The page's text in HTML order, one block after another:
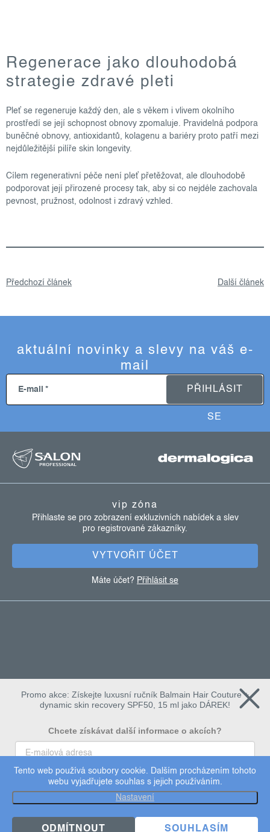
Tento web používá soubory cookie. Dalším procházením tohoto
webu vyjadřujete souhlas s jejich používáním.
Nastavení
ODMÍTNOUT SOUHLASÍM
Regenerace jako dlouhodobá
strategie zdravé pleti
Pleť se regeneruje každý den, ale s věkem i vlivem okolního
prostředí se její schopnost obnovy zpomaluje. Pravidelná podpora
buněčné obnovy, antioxidantů, kolagenu a bariéry proto patří mezi
nejdůležitější pilíře skin longevity.
Cílem regenerativní péče není pleť přetěžovat, ale dlouhodobě
podporovat její přirozené procesy tak, aby si co nejdéle zachovala
pevnost, pružnost, odolnost i zdravý vzhled.
Předchozí článek Další článek
aktuální novinky a slevy na váš e-
mail
E-mail PŘIHLÁSIT
SE
vip zóna
Přihlaste se pro zobrazení exkluzivních nabídek a slev
pro registrované zákazníky.
VYTVOŘIT ÚČET
Máte účet? Přihlásit se
Copyright 2026Dermalogica. Všechna práva vyhrazena.
Upravit nastavení cookies
Užijte si 15% slevu
Promo akce: Získejte luxusní ručník Balmain Hair Couture +
dynamic skin recovery SPF50, 15 ml jako DÁREK!
Chcete získávat další informace o akcích?
To chci